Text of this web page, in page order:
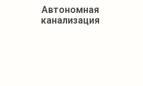
Автономная
канализация